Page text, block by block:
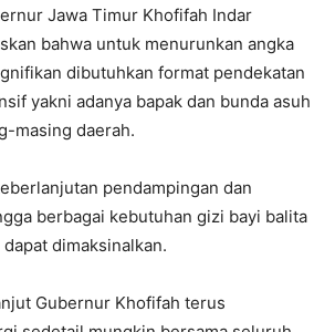
Jawa Timur Khofifah Indar
bahwa untuk menurunkan angka
dibutuhkan format pendekatan
yakni adanya bapak dan bunda asuh
masing daerah.
pendampingan dan
berbagai kebutuhan gizi bayi balita
dimaksinalkan.
Gubernur Khofifah terus